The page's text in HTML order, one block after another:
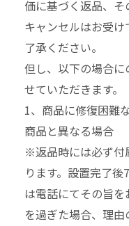
価に基づく返品、そ
キャンセルはお受
了承ください。
但し、以下の場合
せていただきます。
1、商品に修復困難
商品と異なる場合
※返品時には必ず付
ります。設置完了
は電話にてその旨
を過ぎた場合、理